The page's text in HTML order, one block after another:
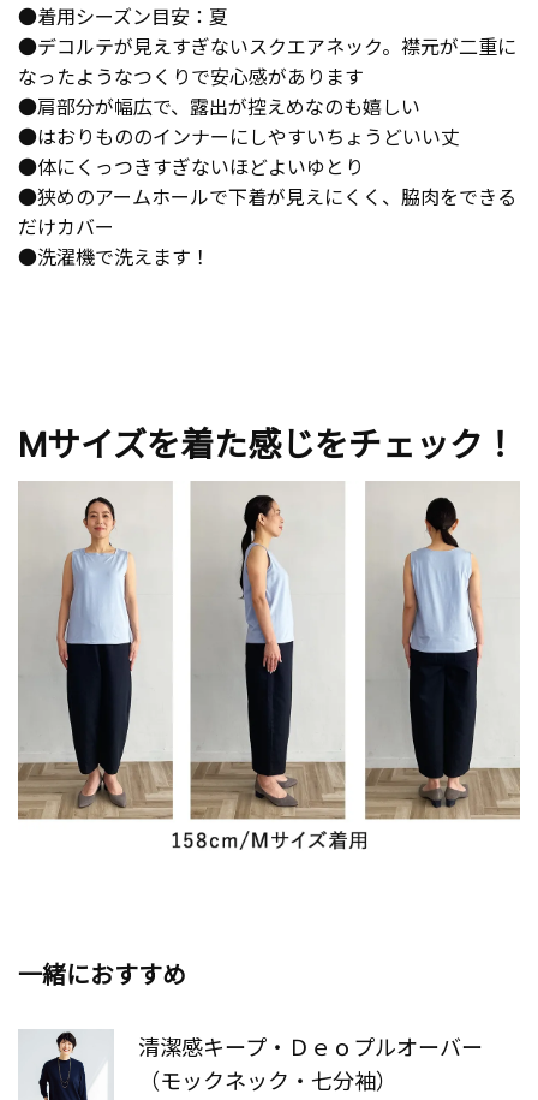
●着用シーズン目安：夏
●デコルテが見えすぎないスクエアネック。襟元が二重に
なったようなつくりで安心感があります
●肩部分が幅広で、露出が控えめなのも嬉しい
●はおりもののインナーにしやすいちょうどいい丈
●体にくっつきすぎないほどよいゆとり
●狭めのアームホールで下着が見えにくく、脇肉をできる
だけカバー
●洗濯機で洗えます！
Mサイズを着た感じをチェック！
一緒におすすめ
清潔感キープ・Ｄｅｏプルオーバー
（モックネック・七分袖）